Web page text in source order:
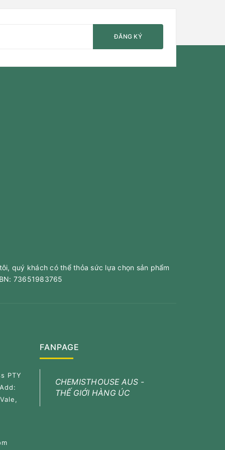
ĐĂNG KÝ
quý khách có thể thỏa sức lựa chọn sản phẩm
73651983765
PTY
FANPAGE
CHEMISTHOUSE AUS -
THẾ GIỚI HÀNG ÚC